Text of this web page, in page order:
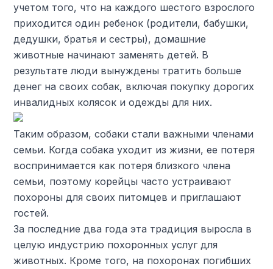
учетом того, что на каждого шестого взрослого
приходится один ребенок (родители, бабушки,
дедушки, братья и сестры), домашние
животные начинают заменять детей. В
результате люди вынуждены тратить больше
денег на своих собак, включая покупку дорогих
инвалидных колясок и одежды для них.
Таким образом, собаки стали важными членами
семьи. Когда собака уходит из жизни, ее потеря
воспринимается как потеря близкого члена
семьи, поэтому корейцы часто устраивают
похороны для своих питомцев и приглашают
гостей.
За последние два года эта традиция выросла в
целую индустрию похоронных услуг для
животных. Кроме того, на похоронах погибших